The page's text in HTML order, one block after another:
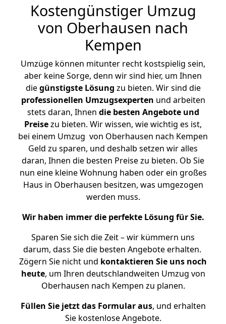
Kostengünstiger Umzug
von Oberhausen nach
Kempen
Umzüge können mitunter recht kostspielig sein,
aber keine Sorge, denn wir sind hier, um Ihnen
diegünstigste Lösung zu bieten. Wir sind die
professionellen Umzugsexperten und arbeiten
stets daran, Ihnen die besten Angebote und
Preisezu bieten. Wir wissen, wie wichtig es ist,
bei einem Umzug von Oberhausen nach Kempen
Geld zu sparen, und deshalb setzen wir alles
daran, Ihnen die besten Preise zu bieten. Ob Sie
nun eine kleine Wohnung haben oder ein großes
Haus in Oberhausen besitzen, was umgezogen
werden muss.
Wir haben immer die perfekte Lösung für Sie.
Sparen Sie sich die Zeit – wir kümmern uns
darum, dass Sie die besten Angebote erhalten.
Zögern Sie nicht und kontaktieren Sie uns noch
heute, um Ihren deutschlandweiten Umzug von
Oberhausen nach Kempen zu planen.
Füllen Sie jetzt das Formular aus, und erhalten
Sie kostenlose Angebote.